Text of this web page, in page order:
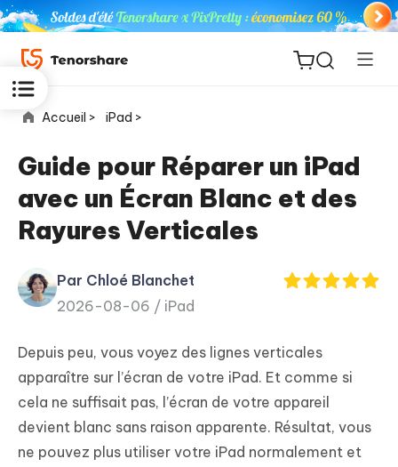
for iOS
PDNob
PDF
New
iAnyGo
Accueil > iPad >
Guide pour Réparer un iPad
avec un Écran Blanc et des
Rayures Verticales
Par Chloé Blanchet
2026-08-06 / iPad
Depuis peu, vous voyez des lignes verticales
apparaître sur l’écran de votre iPad. Et comme si
cela ne suffisait pas, l’écran de votre appareil
devient blanc sans raison apparente. Résultat, vous
ne pouvez plus utiliser votre iPad normalement et